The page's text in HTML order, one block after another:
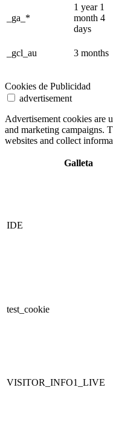
_ga_*
1 year 1
month 4
days
_gcl_au 3 months
Cookies de Publicidad
advertisement
Advertisement cookies are
and marketing campaigns.
websites and collect
Galleta
IDE
test_cookie
VISITOR_INFO1_LIVE